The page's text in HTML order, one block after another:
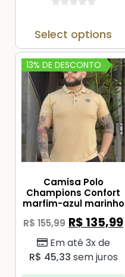
Select options
13% DE DESCONTO
Camisa Polo
Champions Confort
marfim-azul marinho
R$ 155,99 R$ 135,99
Em até 3x de
R$ 45,33 sem juros